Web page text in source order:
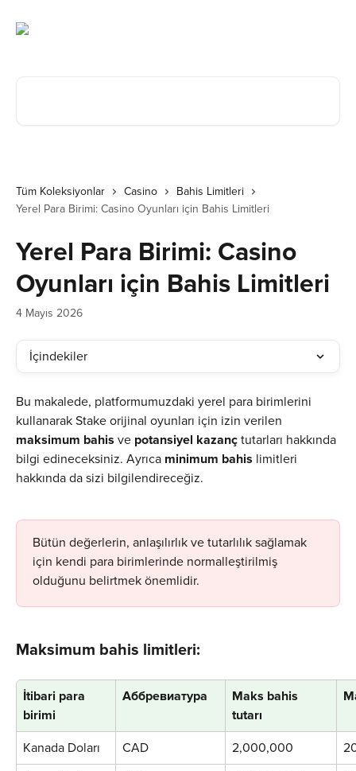
Tüm Koleksiyonlar Casino
Bahis Limitleri
Yerel Para Birimi: Casino Oyunları için Bahis Limitleri
Yerel Para Birimi: Casino
Oyunları için Bahis Limitleri
4 Mayıs 2026
İçindekiler
Bu makalede, platformumuzdaki yerel para birimlerini
kullanarak Stake orijinal oyunları için izin verilen
maksimum bahis ve potansiyel kazanç tutarları hakkında
bilgi edineceksiniz. Ayrıca minimum bahis limitleri
hakkında da sizi bilgilendireceğiz.
Bütün değerlerin, anlaşılırlık ve tutarlılık sağlamak
için kendi para birimlerinde normalleştirilmiş
olduğunu belirtmek önemlidir.
Maksimum bahis limitleri:
İtibari para
birimi
Аббревиатура
Maks bahis
tutarı
Kanada Doları CAD 2,000,000